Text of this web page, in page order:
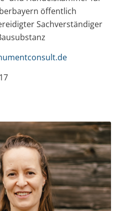
öffentlich
Sachverständiger
auf meine mehrjährige
Restauratorin
und Architekturoberfläche
mit dem Master
auf Bauforschung
Seit dem unterstütze ich